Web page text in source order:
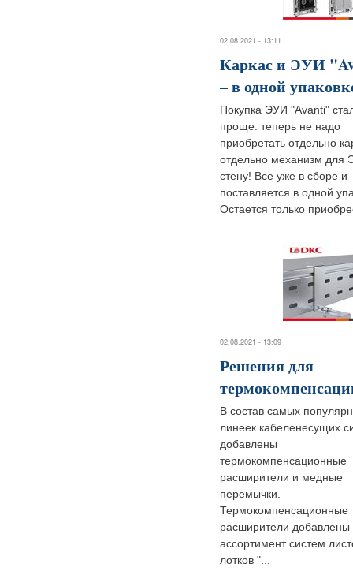
02.08.2021 - 13:11
Каркас и ЭУИ
– в одной
Покупка ЭУИ "Avanti"
проще: теперь не надо
приобретать отдельно
отдельно механизм для
стену! Все уже в сборе и
поставляется в одной
Остается только
02.08.2021 - 13:09
Решения для
В состав самых
линеек кабеленесущих
добавлены
термокомпенсационные
расширители и медные
перемычки.
Термокомпенсационные
расширители добавлены
ассортимент систем
лотков "...